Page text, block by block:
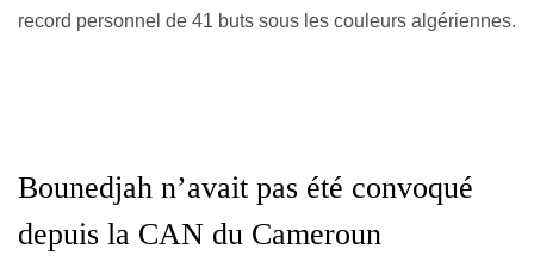
record personnel de 41 buts sous les couleurs algériennes.
Bounedjah n’avait pas été convoqué
depuis la CAN du Cameroun